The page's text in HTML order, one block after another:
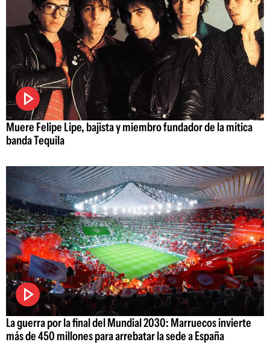
Muere Felipe Lipe, bajista y miembro fundador de la mítica
banda Tequila
La guerra por la final del Mundial 2030: Marruecos invierte
más de 450 millones para arrebatar la sede a España